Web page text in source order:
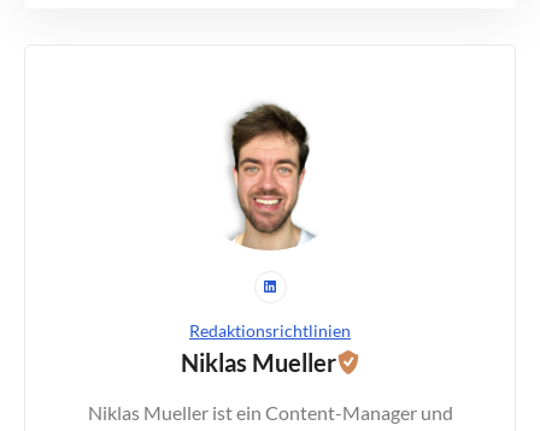
Redaktionsrichtlinien
Niklas Mueller
Niklas Mueller ist ein Content-Manager und